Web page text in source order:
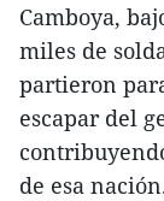
Camboya,
miles de
partieron
escapar del
de esa